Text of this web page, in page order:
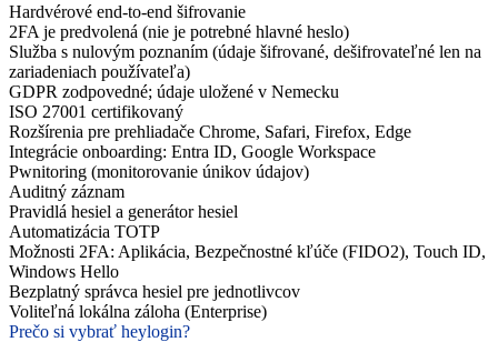
Hardvérové end-to-end šifrovanie
2FA je predvolená (nie je potrebné hlavné heslo)
Služba s nulovým poznaním (údaje šifrované, dešifrovateľné len na
zariadeniach používateľa)
GDPR zodpovedné; údaje uložené v Nemecku
ISO 27001 certifikovaný
Rozšírenia pre prehliadače Chrome, Safari, Firefox, Edge
Integrácie onboarding: Entra ID, Google Workspace
Pwnitoring (monitorovanie únikov údajov)
Auditný záznam
Pravidlá hesiel a generátor hesiel
Automatizácia TOTP
Možnosti 2FA: Aplikácia, Bezpečnostné kľúče (FIDO2), Touch ID,
Windows Hello
Bezplatný správca hesiel pre jednotlivcov
Voliteľná lokálna záloha (Enterprise)
Prečo si vybrať heylogin?